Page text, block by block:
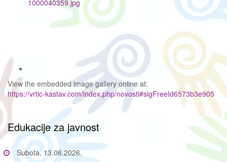
View the embedded image gallery online at:
https://vrtic-kastav.com/index.php/novosti#sigFreeId6573b3e905
Edukacije za javnost
Subota, 13.06.2026.